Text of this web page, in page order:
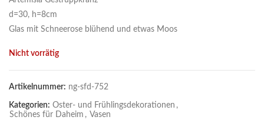
d=30, h=8cm
Glas mit Schneerose blühend und etwas Moos
Nicht vorrätig
Artikelnummer: ng-sfd-752
Kategorien: Oster- und Frühlingsdekorationen ,
Schönes für Daheim , Vasen